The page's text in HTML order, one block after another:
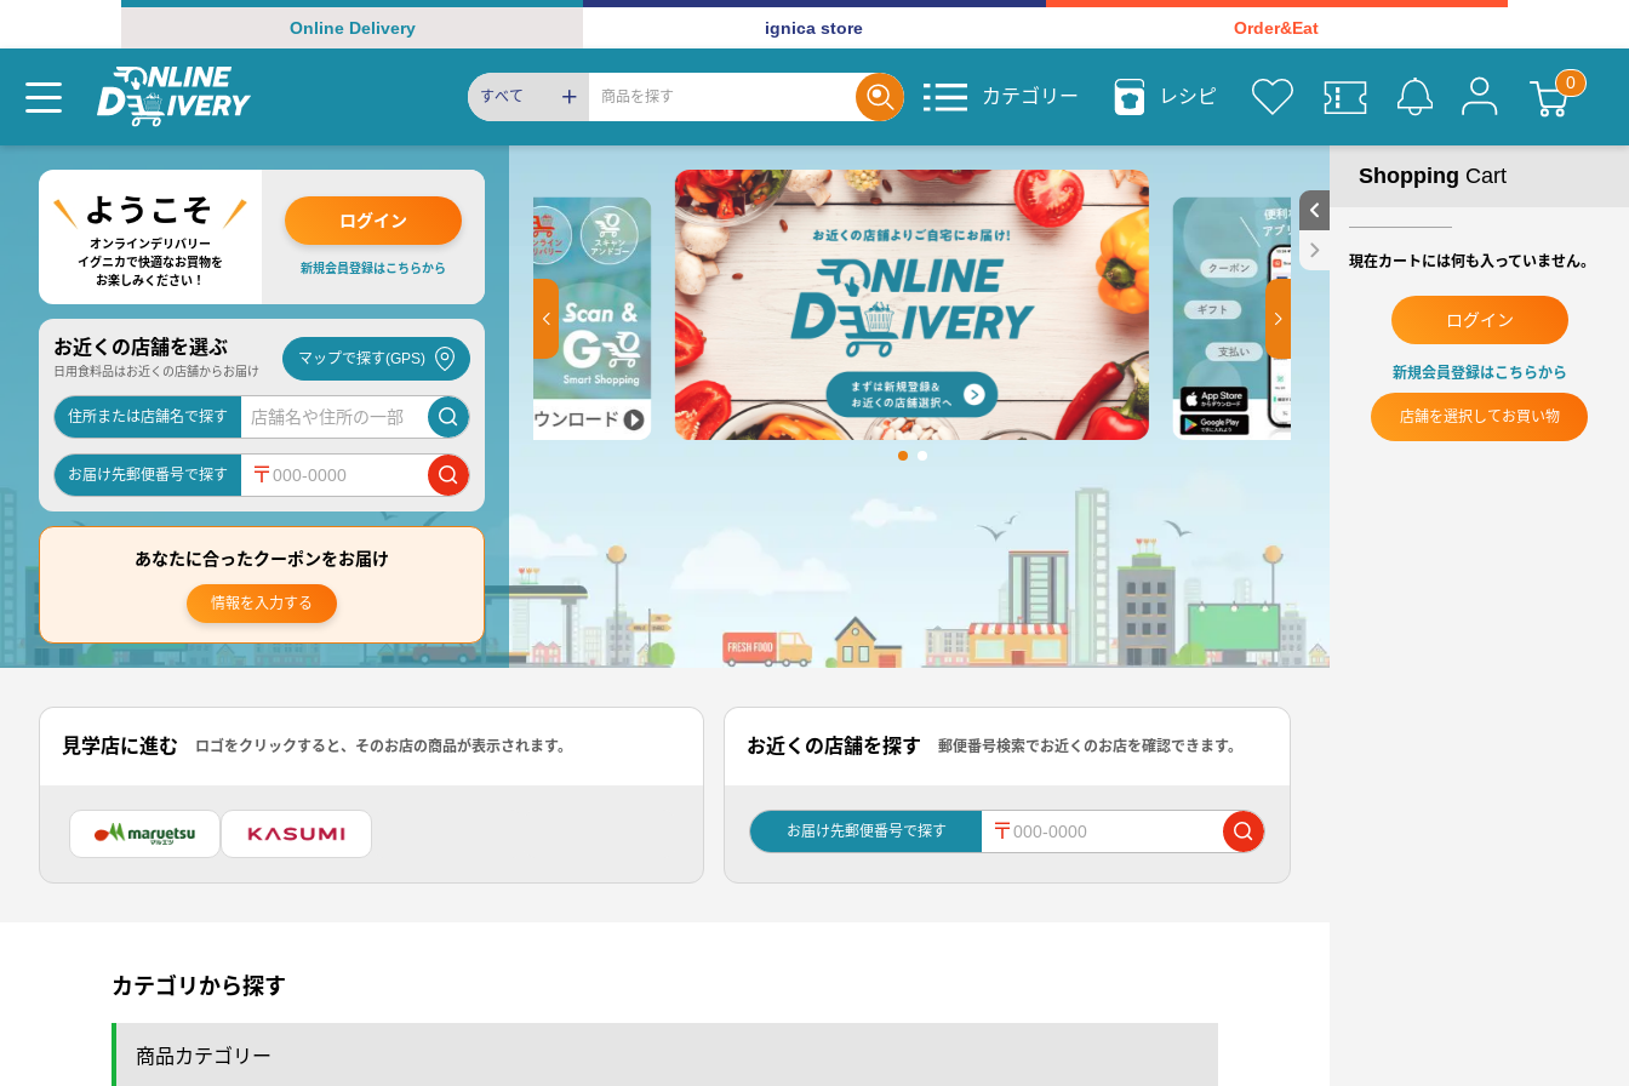
Online Delivery ignica store Order&Eat
すべて カテゴリー レシピ
オンラインデリバリー
イグニカで快適なお買物を
お楽しみください！
ログイン
新規会員登録はこちらから
お近くの店舗を選ぶ
日用食料品はお近くの店舗からお届け
マップで探す(GPS)
住所または店舗名で探す
お届け先郵便番号で探す 〒
あなたに合ったクーポンをお届け
情報を入力する
見学店に進む ロゴをクリックすると、そのお店の商品が表示されます。 お近くの店舗を探す 郵便番号検索でお近くのお店を確認できます。
お届け先郵便番号で探す 〒
カテゴリから探す
商品カテゴリー
Shopping Cart
現在カートには何も入っていません。
ログイン
新規会員登録はこちらから
店舗を選択してお買い物